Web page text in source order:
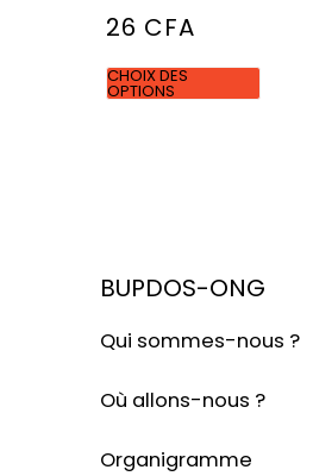
4.50
sur 5
26 CFA
CHOIX DES
OPTIONS
BUPDOS-ONG
Qui sommes-nous ?
Où allons-nous ?
Organigramme